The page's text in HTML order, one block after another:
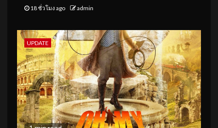
18 ชั่วโมง ago admin
UPDATE